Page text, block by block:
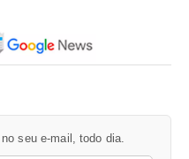
seu e-mail, todo dia.